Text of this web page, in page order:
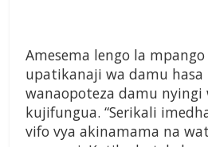
Amesema lengo la
upatikanaji wa damu
wanaopoteza damu nyingi
kujifungua. “Serikali
vifo vya akinamama na